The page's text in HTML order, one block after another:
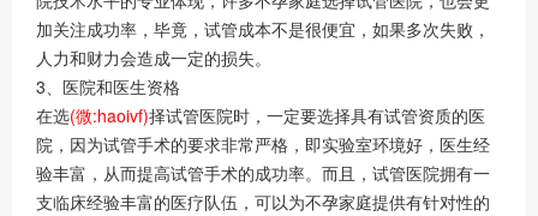
加关注成功率，毕竟，试管成本不是很便宜，如果多次失败，
人力和财力会造成一定的损失。
3、医院和医生资格
在选(微:haoivf)择试管医院时，一定要选择具有试管资质的医
院，因为试管手术的要求非常严格，即实验室环境好，医生经
验丰富，从而提高试管手术的成功率。而且，试管医院拥有一
支临床经验丰富的医疗队伍，可以为不孕家庭提供有针对性的